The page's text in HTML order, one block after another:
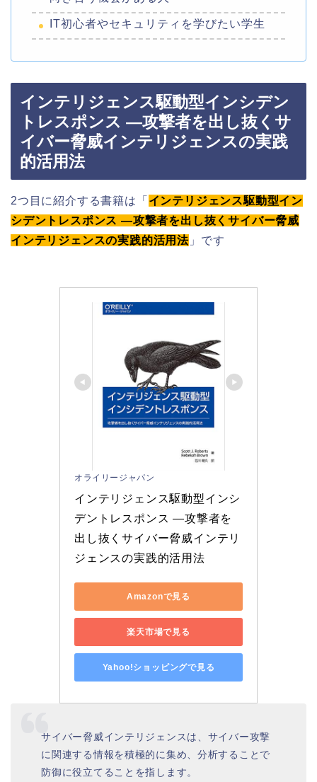
IT初心者やセキュリティを学びたい学生
インテリジェンス駆動型インシデン
トレスポンス ―攻撃者を出し抜くサ
イバー脅威インテリジェンスの実践
的活用法
2つ目に紹介する書籍は「 インテリジェンス駆動型イン
シデントレスポンス ―攻撃者を出し抜くサイバー脅威
インテリジェンスの実践的活用法 」です
オライリージャパン
インテリジェンス駆動型インシ
デントレスポンス ―攻撃者を
出し抜くサイバー脅威インテリ
ジェンスの実践的活用法
Amazonで見る
楽天市場で見る
Yahoo!ショッピングで見る
サイバー脅威インテリジェンスは、サイバー攻撃
に関連する情報を積極的に集め、分析することで
防御に役立てることを指します。